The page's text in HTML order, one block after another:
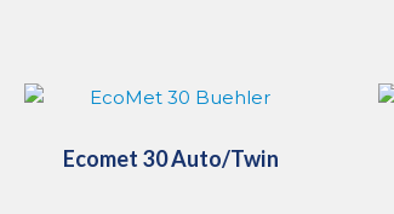
Ecomet 30 Auto/Twin